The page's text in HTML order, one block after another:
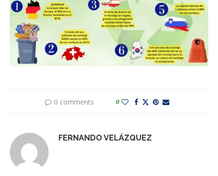
0 comments 0
FERNANDO VELÁZQUEZ